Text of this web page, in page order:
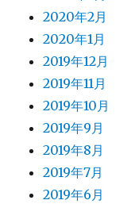
2020年2月
2020年1月
2019年12月
2019年11月
2019年10月
2019年9月
2019年8月
2019年7月
2019年6月